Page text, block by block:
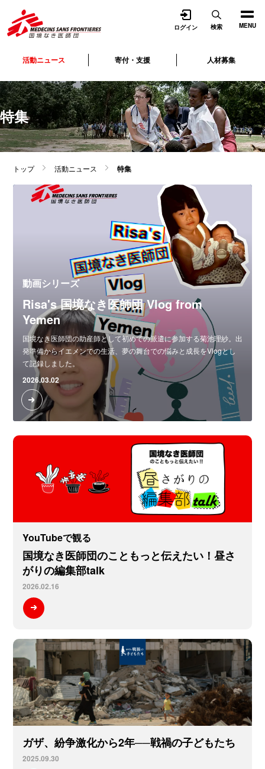
MENU
活動ニュース 寄付・支援 人材募集
ログイン 検索
トップ 活動ニュース 特集
特集
動画シリーズ
Risa's 国境なき医師団 Vlog from
Yemen
国境なき医師団の助産師として初めての派遣に参加する菊池理紗。出
発準備からイエメンでの生活、夢の舞台での悩みと成長をVlogとし
て記録しました。
2026.03.02
YouTubeで観る
国境なき医師団のこともっと伝えたい！昼さ
がりの編集部talk
2026.02.16
ガザ、紛争激化から2年──戦禍の子どもたち
2025.09.30